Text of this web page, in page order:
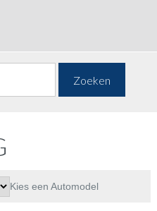
Zoeken
Kies een Automodel